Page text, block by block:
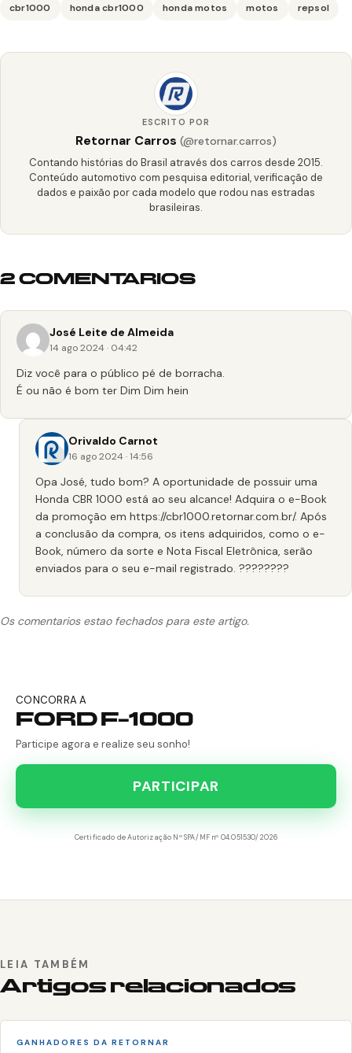
cbr1000 honda cbr1000 honda motos motos repsol
ESCRITO POR
Retornar Carros (@retornar.carros)
Contando histórias do Brasil através dos carros desde 2015.
Conteúdo automotivo com pesquisa editorial, verificação de
dados e paixão por cada modelo que rodou nas estradas
brasileiras.
2 COMENTARIOS
José Leite de Almeida
14 ago 2024 · 04:42
Diz você para o público pé de borracha.
É ou não é bom ter Dim Dim hein
Orivaldo Carnot
16 ago 2024 · 14:56
Opa José, tudo bom? A oportunidade de possuir uma
Honda CBR 1000 está ao seu alcance! Adquira o e-Book
da promoção em https://cbr1000.retornar.com.br/. Após
a conclusão da compra, os itens adquiridos, como o e-
Book, número da sorte e Nota Fiscal Eletrônica, serão
enviados para o seu e-mail registrado. ????️????
Os comentarios estao fechados para este artigo.
CONCORRA A
FORD F-1000
Participe agora e realize seu sonho!
PARTICIPAR
Certificado de Autorização Nº SPA/MF nº 04.051530/2026
LEIA TAMBÉM
Artigos relacionados
GANHADORES DA RETORNAR